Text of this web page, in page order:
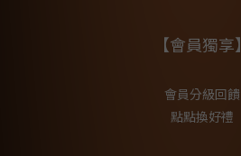
【會員獨享】
會員分級回饋
點點換好禮